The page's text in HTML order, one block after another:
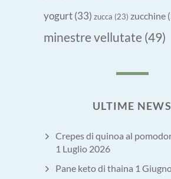
yogurt(33) zucca (23) zucchine
minestre vellutate (49)
ULTIME NEWS
Crepes di quinoa al
1 Luglio 2026
Pane keto di thaina 1